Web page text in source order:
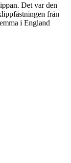
Det var den
från
i England